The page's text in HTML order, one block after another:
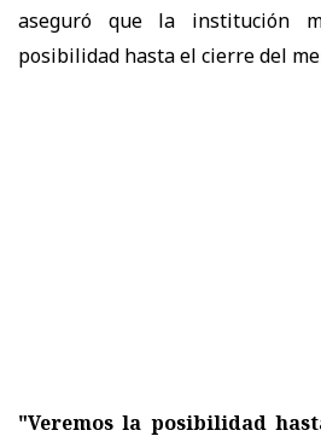
aseguró que la institución
posibilidad hasta el cierre del
"Veremos la posibilidad